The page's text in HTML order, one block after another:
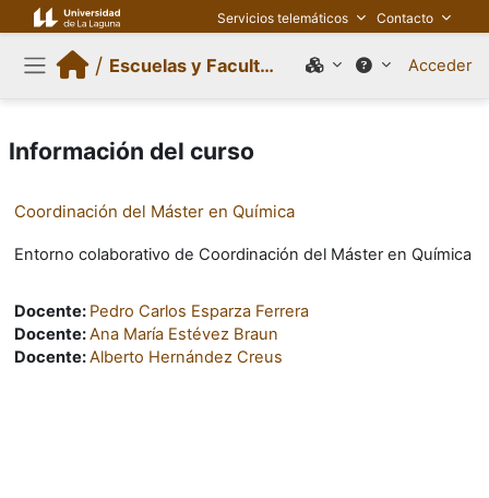
Salta al contenido principal Servicios telemáticos Contacto
Panel lateral
/ Escuelas y Facultades Acceder
Información del curso
Coordinación del Máster en Química
Entorno colaborativo de Coordinación del Máster en Química
Docente: Pedro Carlos Esparza Ferrera
Docente:Ana María Estévez Braun
Docente:Alberto Hernández Creus